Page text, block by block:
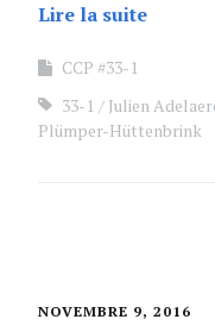
Lire la suite
CCP #33-1
33-1
Julien
Plümper-Hüttenbrink
NOVEMBRE 9, 2016